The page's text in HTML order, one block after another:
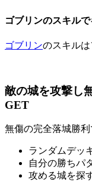
ゴブリンのスキル
ゴブリンのスキルは
敵の城を攻撃し
GET
無傷の完全落城勝
ランダムデッ
自分の勝ちパ
攻める城を探